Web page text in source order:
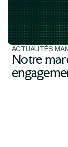
ACTUALITÉS
Notre